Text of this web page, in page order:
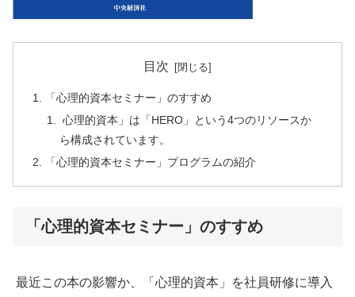
目次
「心理的資本セミナー」のすすめ
心理的資本」は「HERO」という4つのリソースか
ら構成されています。
「心理的資本セミナー」プログラムの紹介
「心理的資本セミナー」のすすめ
最近この本の影響か、「心理的資本」を社員研修に導入